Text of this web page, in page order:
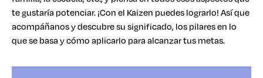
te gustaría potenciar. ¡Con el Kaizen puedes lograrlo! Así que
acompáñanos y descubre su significado, los pilares en lo
que se basa y cómo aplicarlo para alcanzar tus metas.